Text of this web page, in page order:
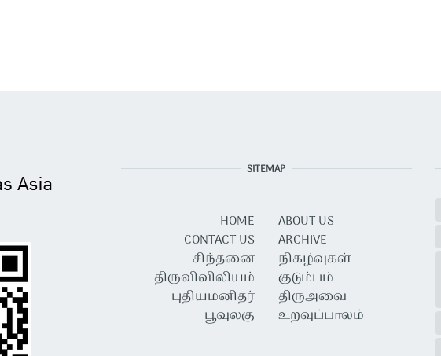
SITEMAP
HOME
CONTACT US
சிந்தனை
திருவிவிலியம்
புதியமனிதர்
பூவுலகு
ABOUT US
ARCHIVE
நிகழ்வுகள்
குடும்பம்
திருஅவை
உறவுப்பாலம்